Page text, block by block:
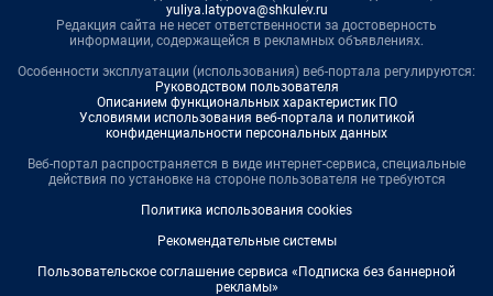
yuliya.latypova@shkulev.ru
Редакция сайта не несет ответственности за достоверность
информации, содержащейся в рекламных объявлениях.
Особенности эксплуатации (использования) веб-портала регулируются:
Руководством пользователя
Описанием функциональных характеристик ПО
Условиями использования веб-портала и политикой
конфиденциальности персональных данных
Веб-портал распространяется в виде интернет-сервиса, специальные
действия по установке на стороне пользователя не требуются
Политика использования cookies
Рекомендательные системы
Пользовательское соглашение сервиса «Подписка без баннерной
рекламы»